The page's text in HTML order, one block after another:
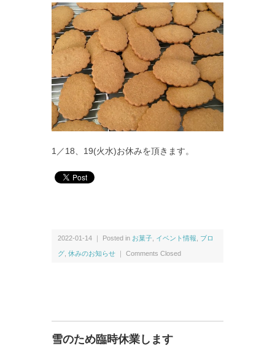
1／18、19(火水)お休みを頂きます。
2022-01-14 ｜ Posted in お菓子 イベント情報 ブロ
グ 休みのお知らせ ｜ Comments Closed
雪のため臨時休業します